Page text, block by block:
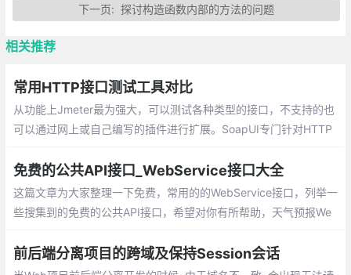
下一页: 探讨构造函数内部的方法的问题
相关推荐
常用HTTP接口测试工具对比
从功能上Jmeter最为强大，可以测试各种类型的接口，不支持的也
可以通过网上或自己编写的插件进行扩展。SoapUI专门针对HTTP
议的接口不支持
免费的公共API接口_WebService接口大全
这篇文章为大家整理一下免费，常用的的WebService接口，列举一
些搜集到的免费的公共API接口，希望对你有所帮助，天气预报We
英文、数字和中文简体字
前后端分离项目的跨域及保持Session会话